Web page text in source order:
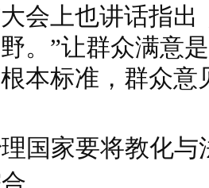
会上也讲话指出
。”让群众满意
本标准，群众
国家要将教化与